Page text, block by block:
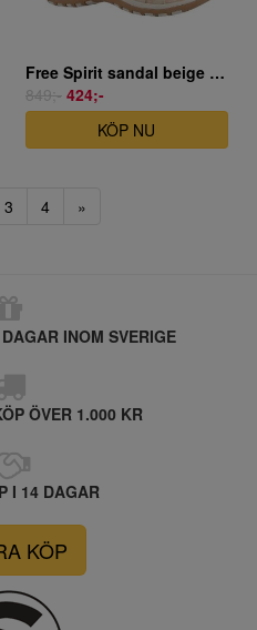
Free Spirit sandal beige skinn.
849;- 424;-
KÖP NU
3 4 »
INOM SVERIGE
ÖVER 1.000 KR
I 14 DAGAR
KÖP